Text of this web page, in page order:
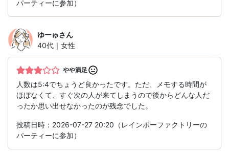
パーティーに参加）
ゆーゅさん
40代｜女性
やや満足
人数は5:4でちょうど良かったです。ただ、メモする時間が
ほぼなくて、すぐ次の人が来てしまうので後からどんな人だ
ったか思い出せなかったのが残念でした。
投稿日時：2026-07-27 20:20（レインボーファクトリーの
パーティーに参加）